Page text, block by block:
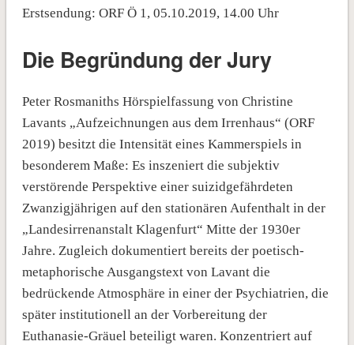
Erstsendung: ORF Ö 1, 05.10.2019, 14.00 Uhr
Die Begründung der Jury
Peter Rosmaniths Hörspielfassung von Christine
Lavants „Aufzeichnungen aus dem Irrenhaus“ (ORF
2019) besitzt die Intensität eines Kammerspiels in
besonderem Maße: Es inszeniert die subjektiv
verstörende Perspektive einer suizidgefährdeten
Zwanzigjährigen auf den stationären Aufenthalt in der
„Landesirrenanstalt Klagenfurt“ Mitte der 1930er
Jahre. Zugleich dokumentiert bereits der poetisch-
metaphorische Ausgangstext von Lavant die
bedrückende Atmosphäre in einer der Psychiatrien, die
später institutionell an der Vorbereitung der
Euthanasie-Gräuel beteiligt waren. Konzentriert auf